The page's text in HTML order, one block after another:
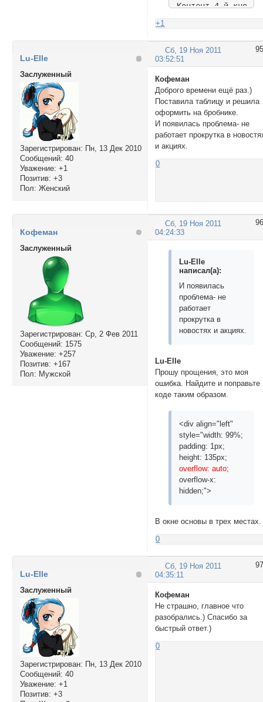
Контент 4-й кнопки
</div>
<!--- конец
</td>
<td
<!--- кнопки меню
<div id="menu">
<span alt=#sm1
<span alt=#sm2
<span alt=#sm3
<span alt=#sm4
<script
<!--$(".tabs
$("td.#MenuTxT
$("div.#menu
$("div.#menu
var activeDiv
});
</script>
+1
95
Сб, 19 Ноя 2011
03:52:51
Lu-Elle
Заслуженный
Зарегистрирован: Пн, 13 Дек 2010
Сообщений: 40
Уважение: +1
Позитив: +3
Пол: Женский
Кофеман
Доброго времени ещё раз.)
Поставила таблицу и решила
оформить на бробнике.
И появилась проблема- не
работает прокрутка в
и акциях.
0
96
Сб, 19 Ноя 2011
04:24:33
Кофеман
Заслуженный
Зарегистрирован: Ср, 2 Фев 2011
Сообщений: 1575
Уважение: +257
Позитив: +167
Пол: Мужской
Lu-Elle
написал(а):
И появилась
проблема- не
работает
прокрутка в
новостях и акциях.
Lu-Elle
Прошу прощения, это моя
ошибка. Найдите и поправьте
коде таким образом.
<div align="left"
style="width: 99%;
padding: 1px;
height: 135px;
overflow: auto;
overflow-x:
hidden;">
В окне основы в трех местах.
0
97
Сб, 19 Ноя 2011
04:35:11
Lu-Elle
Заслуженный
Зарегистрирован: Пн, 13 Дек 2010
Сообщений: 40
Уважение: +1
Позитив: +3
Кофеман
Не страшно, главное что
разобрались.) Спасибо за
быстрый ответ.)
0